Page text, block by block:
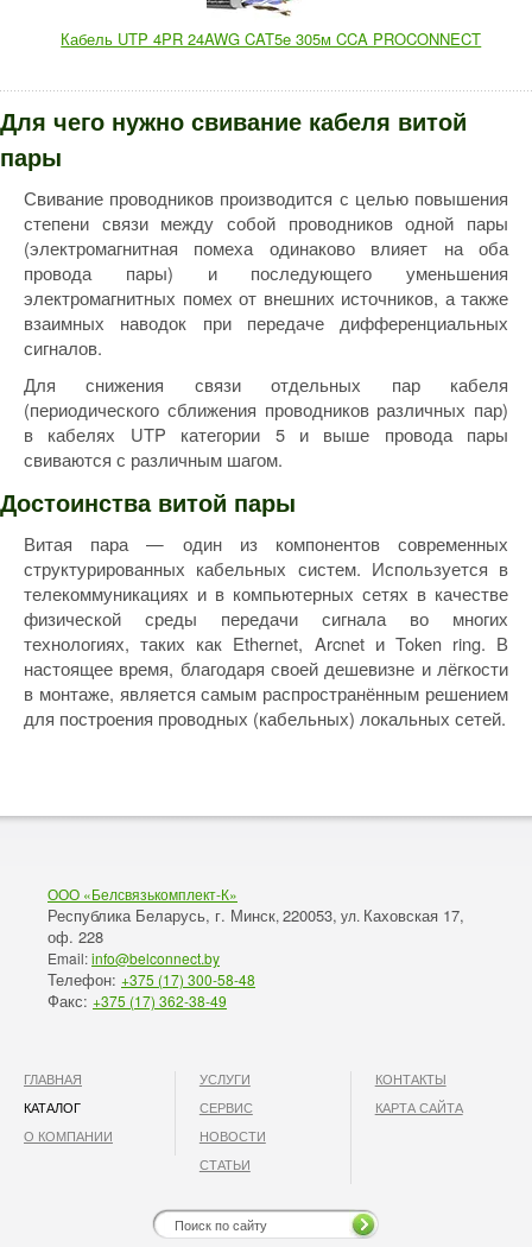
Кабель UTP 4PR 24AWG CAT5e 305м CCA PROCONNECT
Для чего нужно свивание кабеля витой
пары
Свивание проводников производится с целью повышения
степени связи между собой проводников одной пары
(электромагнитная помеха одинаково влияет на оба
провода пары) и последующего уменьшения
электромагнитных помех от внешних источников, а также
взаимных наводок при передаче дифференциальных
сигналов.
Для снижения связи отдельных пар кабеля
(периодического сближения проводников различных пар)
в кабелях UTP категории 5 и выше провода пары
свиваются с различным шагом.
Достоинства витой пары
Витая пара — один из компонентов современных
структурированных кабельных систем. Используется в
телекоммуникациях и в компьютерных сетях в качестве
физической среды передачи сигнала во многих
технологиях, таких как Ethernet, Arcnet и Token ring. В
настоящее время, благодаря своей дешевизне и лёгкости
в монтаже, является самым распространённым решением
для построения проводных (кабельных) локальных сетей.
ООО «Белсвязькомплект-К»
Республика Беларусь, г. Минск, 220053, ул. Каховская 17,
оф. 228
Email:info@belconnect.by
Телефон: +375 (17) 300-58-48
Факс: +375 (17) 362-38-49
ГЛАВНАЯ
КАТАЛОГ
О КОМПАНИИ
УСЛУГИ
СЕРВИС
НОВОСТИ
СТАТЬИ
КОНТАКТЫ
КАРТА САЙТА